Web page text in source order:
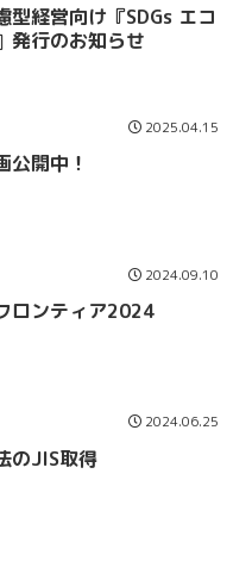
型経営向け『SDGs エコ
発行のお知らせ
2025.04.15
公開中！
2024.09.10
ロンティア2024
2024.06.25
のJIS取得